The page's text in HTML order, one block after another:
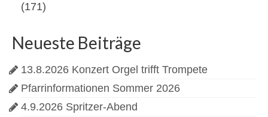
(171)
Neueste Beiträge
13.8.2026 Konzert Orgel trifft Trompete
Pfarrinformationen Sommer 2026
4.9.2026 Spritzer-Abend